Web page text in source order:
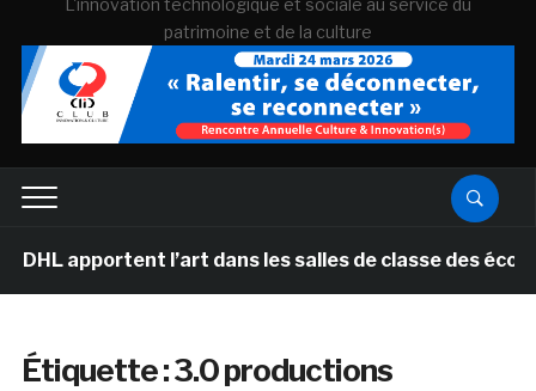
L'innovation technologique et sociale au service du
patrimoine et de la culture
apportent l’art dans les salles de classe des écoles
Étiquette :3.0 productions